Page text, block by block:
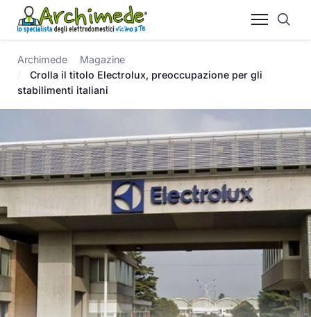
Archimede
Magazine
Crolla il titolo Electrolux, preoccupazione per gli
stabilimenti italiani